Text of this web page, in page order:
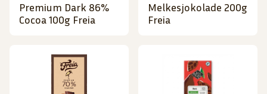
Premium Dark 86%
Cocoa 100g Freia
Melkesjokolade 200g
Freia